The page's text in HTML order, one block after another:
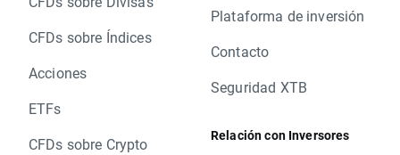
CFDs sobre Índices
Acciones
ETFs
CFDs sobre Crypto
Plataforma de inversión
Contacto
Seguridad XTB
Relación con Inversores